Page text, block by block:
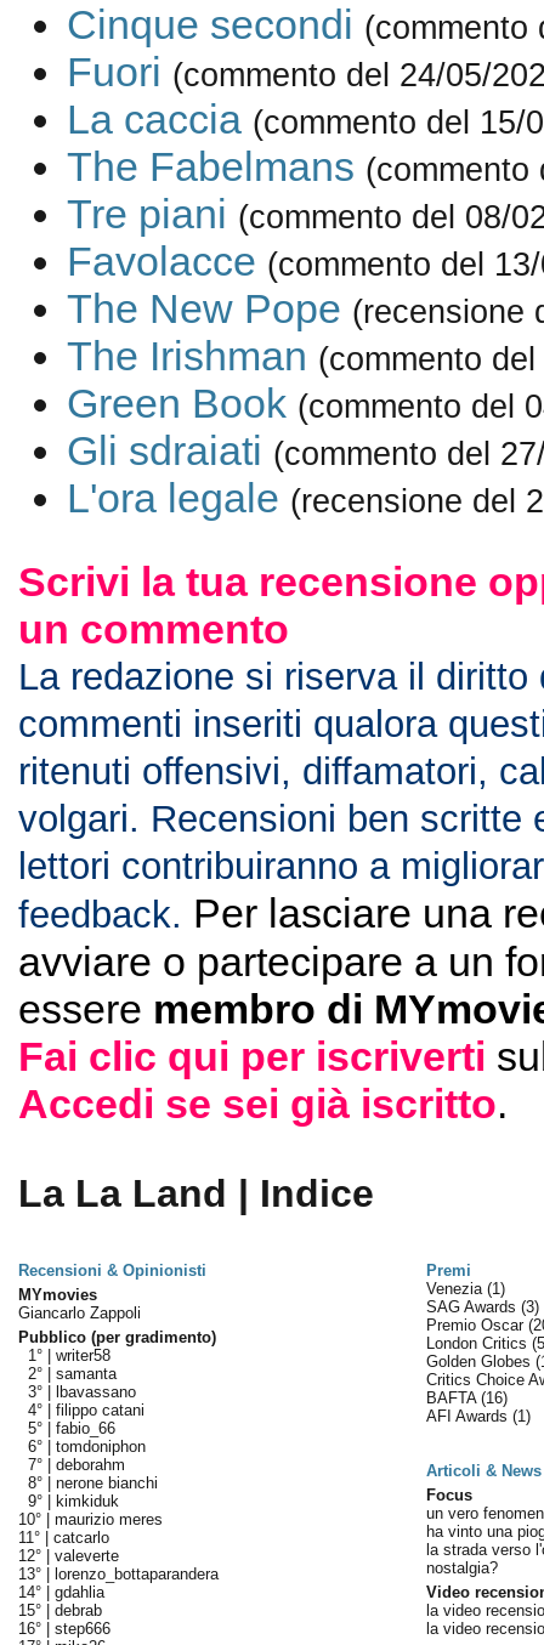
Cinque secondi (commento
Fuori (commento del 24/05/
La caccia (commento del 15/
The Fabelmans (commento
Tre piani (commento del 08/
Favolacce (commento del
The New Pope (recensione
The Irishman (commento
Green Book (commento del
Gli sdraiati (commento del
L'ora legale (recensione del
Scrivi la tua recensione
un commento
La redazione si riserva il diritto
commenti inseriti qualora
ritenuti offensivi, diffamatori,
volgari. Recensioni ben scritte
lettori contribuiranno a
feedback. Per lasciare una
avviare o partecipare a un
essere membro di
Fai clic qui per iscriverti
Accedi se sei già iscritto.
La La Land | Indice
Recensioni & Opinionisti
Premi
MYmovies
Giancarlo Zappoli
Pubblico (per gradimento)
1° | writer58
2° | samanta
3° |
lbavassano
4° | filippo catani
5° | fabio_66
6° | tomdoniphon
7° | deborahm
8° | nerone bianchi
9° |
kimkiduk
10° | maurizio meres
11° | catcarlo
12° | valeverte
13° |
lorenzo_bottaparandera
14° | gdahlia
15° | debrab
16° | step666
Venezia (1)
SAG Awards (3)
Premio Oscar
London Critics
Golden Globes
Critics Choice
BAFTA (16)
AFI Awards (1)
Articoli & News
Focus
un vero
ha vinto una
la strada verso
nostalgia?
Video
la video
la video